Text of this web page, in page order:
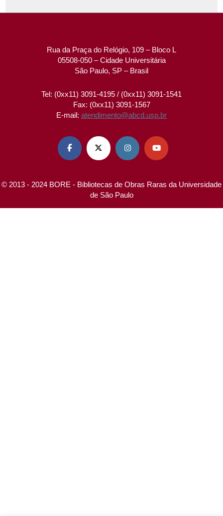
Rua da Praça do Relógio, 109 – Bloco L
05508-050 – Cidade Universitária
São Paulo, SP – Brasil
Tel: (0xx11) 3091-4195 / (0xx11) 3091-1541
Fax: (0xx11) 3091-1567
E-mail: atendimento@abcd.usp.br
   
© 2013 - 2024 BORE - Bibliotecas de Obras Raras da Universidade
de São Paulo